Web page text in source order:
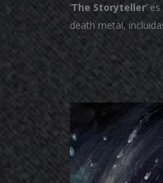
‘The Storyteller’
death metal,